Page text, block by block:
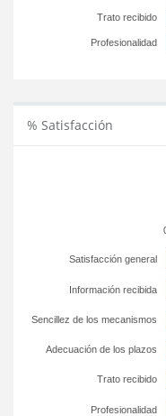
Trato recibido
Profesionalidad
% Satisfacción
Satisfacción general
Información recibida
Sencillez de los mecanismos
Adecuación de los plazos
Trato recibido
Profesionalidad